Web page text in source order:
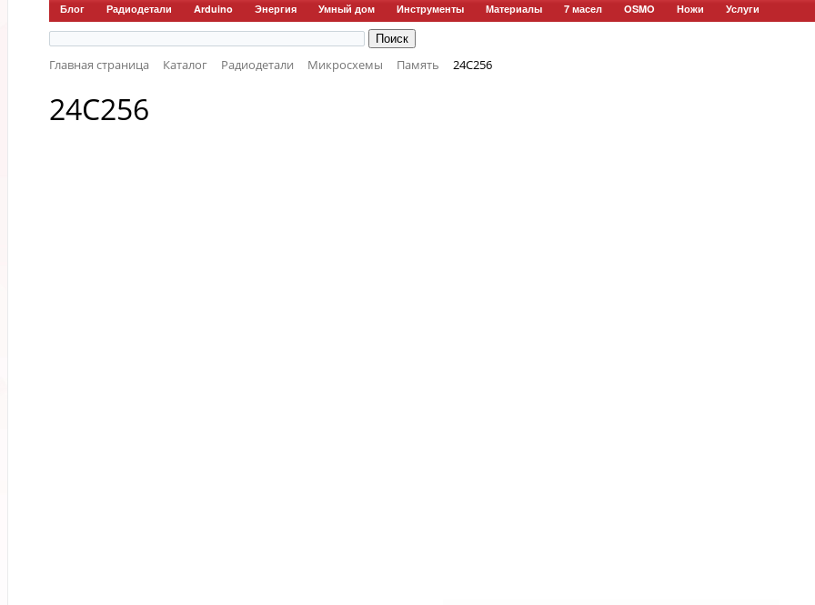
Блог Радиодетали Arduino Энергия Умный дом Инструменты Материалы 7 масел OSMO Ножи Услуги
Главная страница Каталог Радиодетали Микросхемы Память 24C256
24C256